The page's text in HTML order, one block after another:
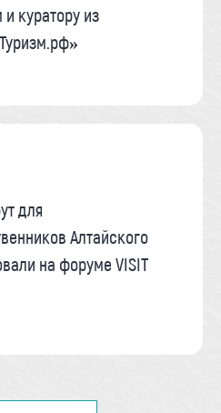
куратору из
для
Алтайского
на форуме VISIT